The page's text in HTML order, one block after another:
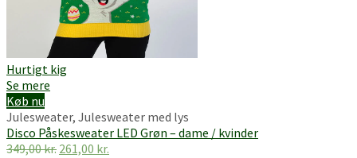
Hurtigt kig
Se mere
Køb nu
Julesweater, Julesweater med lys
Disco Påskesweater LED Grøn – dame / kvinder
349,00kr. Den
261,00 kr.